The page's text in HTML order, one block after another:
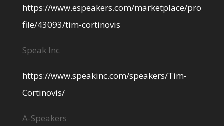
https://www.espeakers.com/marketplace/pro
file/43093/tim-cortinovis
Speak Inc
https://www.speakinc.com/speakers/Tim-
Cortinovis/
A-Speakers